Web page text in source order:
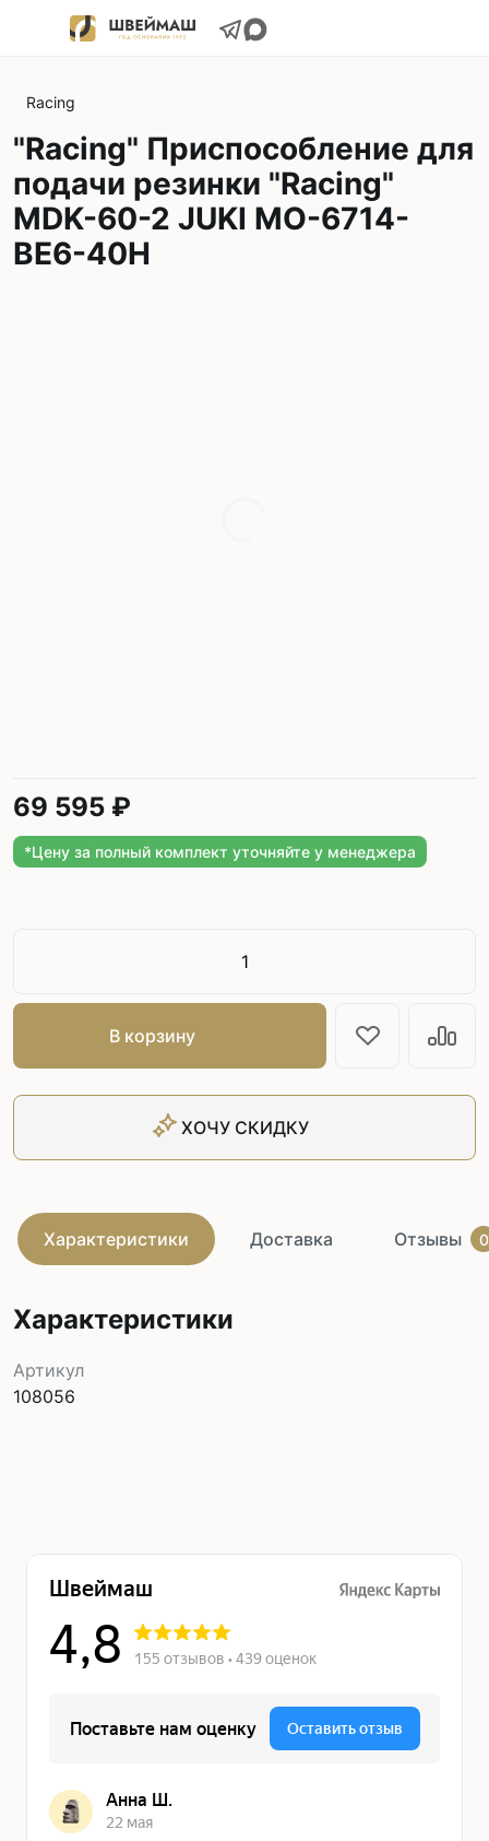
Racing
"Racing" Приспособление для
подачи резинки "Racing"
MDK-60-2 JUKI MO-6714-
BE6-40H
69 595 ₽
*Цену за полный комплект уточняйте у менеджера
В корзину
ХОЧУ СКИДКУ
Характеристики Доставка Отзывы 0
Характеристики
Артикул
108056